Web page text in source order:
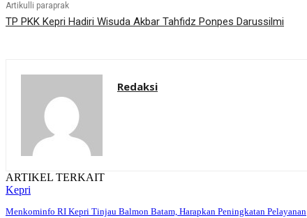
Artikulli paraprak
TP PKK Kepri Hadiri Wisuda Akbar Tahfidz Ponpes Darussilmi
Redaksi
ARTIKEL TERKAIT
Kepri
Menkominfo RI Kepri Tinjau Balmon Batam, Harapkan Peningkatan Pelayanan